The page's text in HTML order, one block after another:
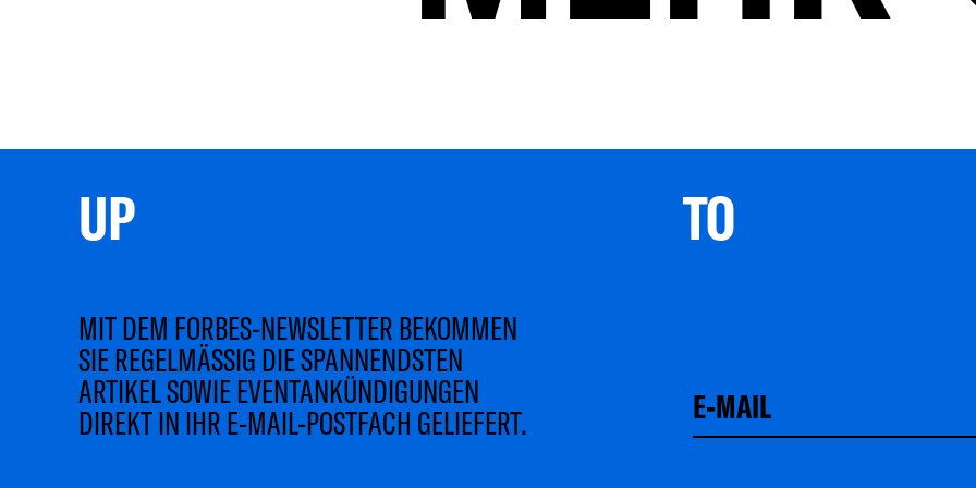
UP TO
MIT DEM FORBES-NEWSLETTER BEKOMMEN
SIE REGELMÄSSIG DIE SPANNENDSTEN
ARTIKEL SOWIE EVENTANKÜNDIGUNGEN
DIREKT IN IHR E-MAIL-POSTFACH GELIEFERT.